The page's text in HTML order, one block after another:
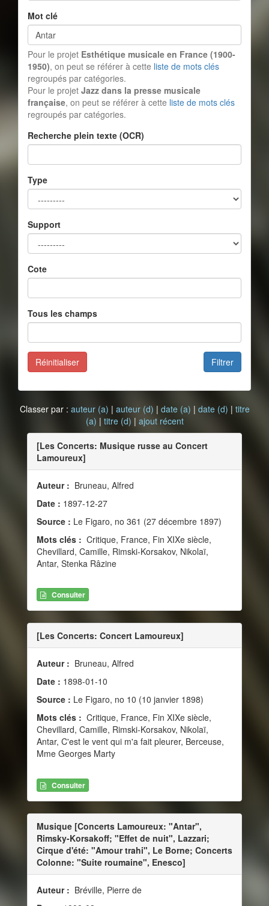
Mot clé
Pour le projet Esthétique musicale en France (1900-
1950), on peut se référer à cette liste de mots clés
regroupés par catégories.
Pour le projet Jazz dans la presse musicale
française, on peut se référer à cette liste de mots clés
regroupés par catégories.
Recherche plein texte (OCR)
Type
Support
Cote
Tous les champs
Filtrer
Réinitialiser
Classer par : auteur (a) | auteur (d) | date (a) | date (d) | titre
(a) | titre (d) | ajout récent
[Les Concerts: Musique russe au Concert
Lamoureux]
Auteur : Bruneau, Alfred
Date : 1897-12-27
Source : Le Figaro, no 361 (27 décembre 1897)
Mots clés : Critique, France, Fin XIXe siècle,
Chevillard, Camille, Rimski-Korsakov, Nikolaï,
Antar, Stenka Râzine
Consulter
[Les Concerts: Concert Lamoureux]
Auteur : Bruneau, Alfred
Date : 1898-01-10
Source : Le Figaro, no 10 (10 janvier 1898)
Mots clés : Critique, France, Fin XIXe siècle,
Chevillard, Camille, Rimski-Korsakov, Nikolaï,
Antar, C'est le vent qui m'a fait pleurer, Berceuse,
Mme Georges Marty
Consulter
Musique [Concerts Lamoureux: "Antar",
Rimsky-Korsakoff; "Effet de nuit", Lazzari;
Cirque d'été: "Amour trahi", Le Borne; Concerts
Colonne: "Suite roumaine", Enesco]
Auteur : Bréville, Pierre de